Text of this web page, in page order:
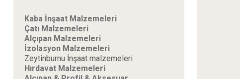
Kaba İnşaat Malzemeleri
Çatı Malzemeleri
Alçıpan Malzemeleri
İzolasyon Malzemeleri
Zeytinburnu İnşaat malzemeleri
Hırdavat Malzemeleri